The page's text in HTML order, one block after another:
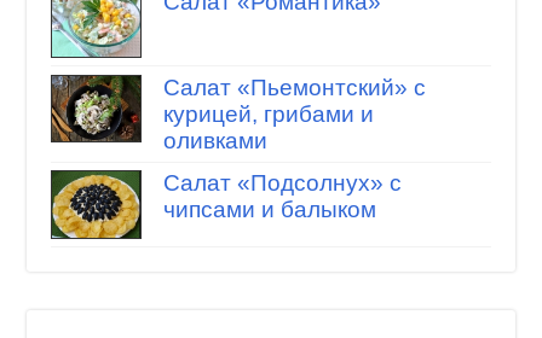
Салат «Пьемонтский» с
курицей, грибами и
оливками
Салат «Подсолнух» с
чипсами и балыком